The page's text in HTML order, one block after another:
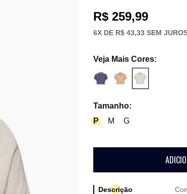
R$ 259,99
6X DE R$ 43,33SEM
Veja Mais Cores:
Tamanho:
P
M G
Descrição